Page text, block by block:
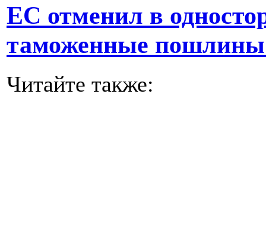
ЕС отменил в
таможенные пошлины
Читайте также: